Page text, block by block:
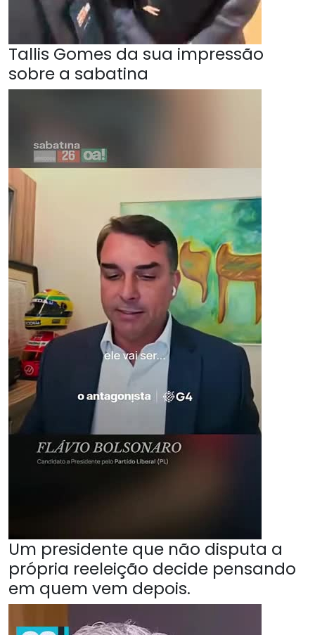
Tallis Gomes da sua impressão
sobre a sabatina
Um presidente que não disputa a
própria reeleição decide pensando
em quem vem depois.